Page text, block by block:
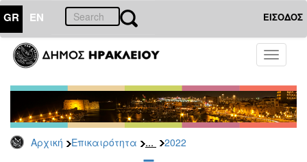
GR EN ΕΙΣΟΔΟΣ
Toggle
Αρχική Επικαιρότητα ... 2022
ΕΠΙΚΑΙΡΟΤΗΤΑ
Τύπου
Αρχείο
2026
2025